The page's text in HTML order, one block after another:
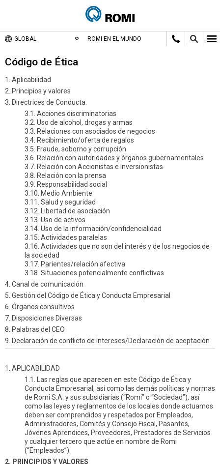
GLOBAL ROMI EN EL MUNDO
Código de Ética
1. Aplicabilidad
2. Principios y valores
3. Directrices de Conducta:
3.1. Acciones discriminatorias
3.2. Uso de alcohol, drogas y armas
3.3. Relaciones con asociados de negocios
3.4. Recibimiento/oferta de regalos
3.5. Fraude, soborno y corrupción
3.6. Relación con autoridades y órganos gubernamentales
3.7. Relación con Accionistas e Inversionistas
3.8. Relación con la prensa
3.9. Responsabilidad social
3.10. Medio Ambiente
3.11. Salud y seguridad
3.12. Libertad de asociación
3.13. Uso de activos
3.14. Uso de la información/confidencialidad
3.15. Actividades paralelas
3.16. Actividades que no son del interés y de los negocios de
la sociedad
3.17. Parientes/relación afectiva
3.18. Situaciones potencialmente conflictivas
4. Canal de comunicación
5. Gestión del Código de Ética y Conducta Empresarial
6. Órganos consultivos
7. Disposiciones Diversas
8. Palabras del CEO
9. Declaración de conflicto de intereses/Declaración de aceptación
1. APLICABILIDAD
1.1. Las reglas que aparecen en este Código de Ética y
Conducta Empresarial, así como las demás políticas y normas
de Romi S.A. y sus subsidiarias (“Romi” o “Sociedad”), así
como las leyes y reglamentos de los locales donde actuamos
deben ser comprendidos y respetados por Empleados,
Administradores, Comités y Consejo Fiscal, Pasantes,
Jóvenes Aprendices, Proveedores, Prestadores de Servicios
y cualquier tercero que actúe en nombre de Romi
(“Empleados”).
2. PRINCIPIOS Y VALORES